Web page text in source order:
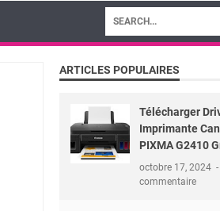
ARTICLES POPULAIRES
Télécharger
Imprimante
PIXMA G2410
octobre 17, 2024
commentaire